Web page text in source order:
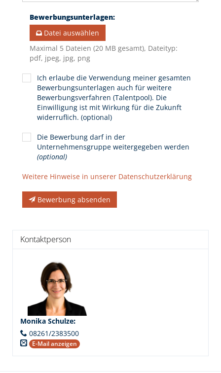
Bewerbungsunterlagen:
Datei auswählen
Maximal 5 Dateien (20 MB gesamt), Dateityp:
pdf, jpeg, jpg, png
Ich erlaube die Verwendung meiner gesamten
Bewerbungsunterlagen auch für weitere
Bewerbungsverfahren (Talentpool). Die
Einwilligung ist mit Wirkung für die Zukunft
widerruflich. (optional)
Die Bewerbung darf in der
Unternehmensgruppe weitergegeben werden
(optional)
Weitere Hinweise in unserer Datenschutzerklärung
Bewerbung absenden
Kontaktperson
Monika Schulze:
08261/2383500
E-Mail anzeigen